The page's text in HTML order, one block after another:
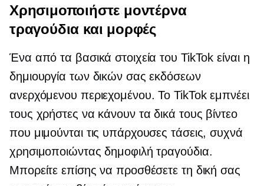
Χρησιμοποιήστε μοντέρνα
τραγούδια και μορφές
Ένα από τα βασικά στοιχεία του TikTok είναι η
δημιουργία των δικών σας εκδόσεων
ανερχόμενου περιεχομένου. Το TikTok εμπνέει
τους χρήστες να κάνουν τα δικά τους βίντεο
που μιμούνται τις υπάρχουσες τάσεις, συχνά
χρησιμοποιώντας δημοφιλή τραγούδια.
Μπορείτε επίσης να προσθέσετε τη δική σας